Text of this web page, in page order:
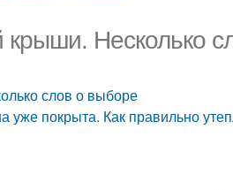
крыши. Несколько
слов о выборе
покрыта. Как правильно